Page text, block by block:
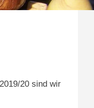
20 sind wir